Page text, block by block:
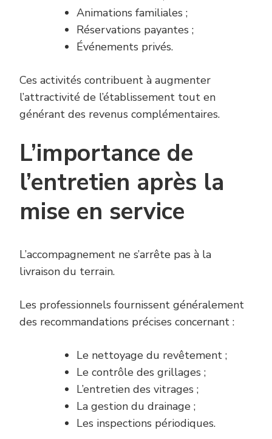
Animations familiales ;
Réservations payantes ;
Événements privés.
Ces activités contribuent à augmenter
l’attractivité de l’établissement tout en
générant des revenus complémentaires.
L’importance de
l’entretien après la
mise en service
L’accompagnement ne s’arrête pas à la
livraison du terrain.
Les professionnels fournissent généralement
des recommandations précises concernant :
Le nettoyage du revêtement ;
Le contrôle des grillages ;
L’entretien des vitrages ;
La gestion du drainage ;
Les inspections périodiques.